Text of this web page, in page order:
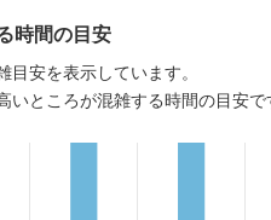
時間の目安
安を表示しています。
いところが混雑する時間の目安で